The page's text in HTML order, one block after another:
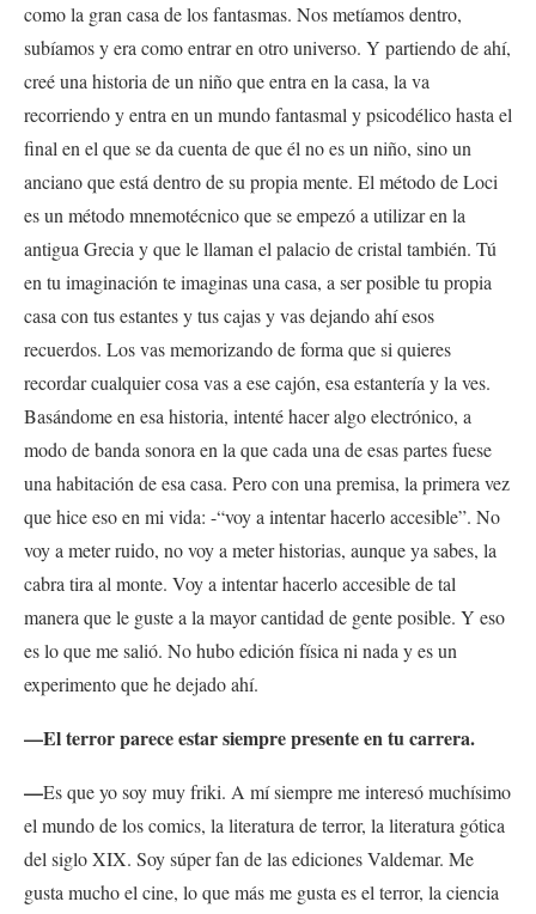
como la gran casa de los fantasmas. Nos metíamos dentro,
subíamos y era como entrar en otro universo. Y partiendo de ahí,
creé una historia de un niño que entra en la casa, la va
recorriendo y entra en un mundo fantasmal y psicodélico hasta el
final en el que se da cuenta de que él no es un niño, sino un
anciano que está dentro de su propia mente. El método de Loci
es un método mnemotécnico que se empezó a utilizar en la
antigua Grecia y que le llaman el palacio de cristal también. Tú
en tu imaginación te imaginas una casa, a ser posible tu propia
casa con tus estantes y tus cajas y vas dejando ahí esos
recuerdos. Los vas memorizando de forma que si quieres
recordar cualquier cosa vas a ese cajón, esa estantería y la ves.
Basándome en esa historia, intenté hacer algo electrónico, a
modo de banda sonora en la que cada una de esas partes fuese
una habitación de esa casa. Pero con una premisa, la primera vez
que hice eso en mi vida: -“voy a intentar hacerlo accesible”. No
voy a meter ruido, no voy a meter historias, aunque ya sabes, la
cabra tira al monte. Voy a intentar hacerlo accesible de tal
manera que le guste a la mayor cantidad de gente posible. Y eso
es lo que me salió. No hubo edición física ni nada y es un
experimento que he dejado ahí.
—El terror parece estar siempre presente en tu carrera.
—Es que yo soy muy friki. A mí siempre me interesó muchísimo
el mundo de los comics, la literatura de terror, la literatura gótica
del siglo XIX. Soy súper fan de las ediciones Valdemar. Me
gusta mucho el cine, lo que más me gusta es el terror, la ciencia